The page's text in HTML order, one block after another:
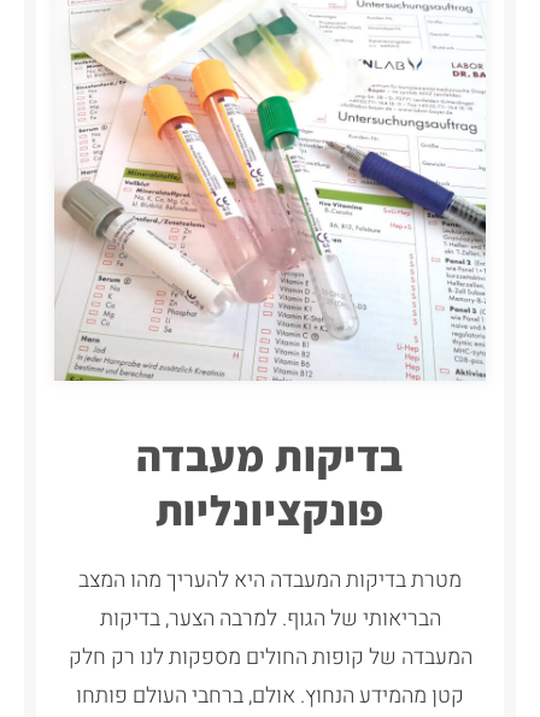
בדיקות מעבדה
פונקציונליות
מטרת בדיקות המעבדה היא להעריך מהו המצב
הבריאותי של הגוף. למרבה הצער, בדיקות
המעבדה של קופות החולים מספקות לנו רק חלק
קטן מהמידע הנחוץ. אולם, ברחבי העולם פותחו